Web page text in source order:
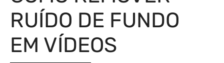
RUÍDO DE FUNDO
EM VÍDEOS